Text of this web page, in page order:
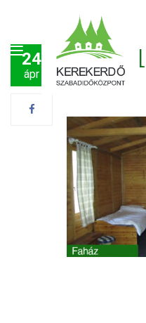
24
ápr
fahaz1
Post by Péter